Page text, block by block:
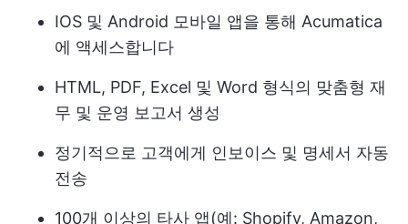
IOS 및 Android 모바일 앱을 통해 Acumatica
에 액세스합니다
HTML, PDF, Excel 및 Word 형식의 맞춤형 재
무 및 운영 보고서 생성
정기적으로 고객에게 인보이스 및 명세서 자동
전송
100개 이상의 타사 앱(예: Shopify, Amazon,